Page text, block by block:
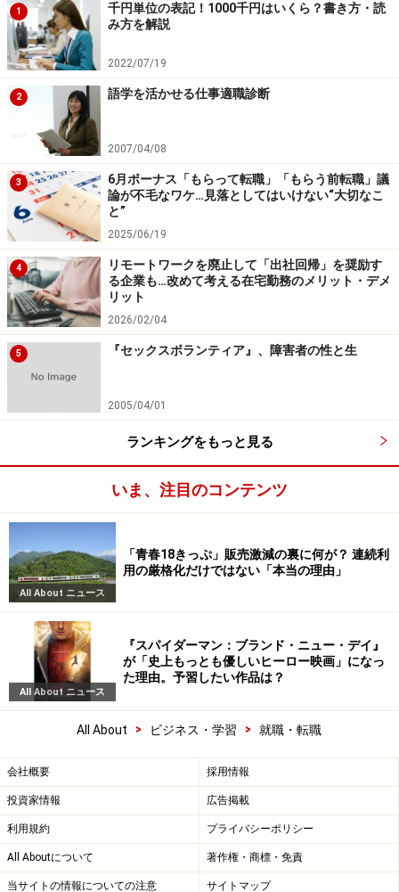
1
千円単位の表記！1000千円はいくら？書き方・読
み方を解説
2022/07/19
2 語学を活かせる仕事適職診断
2007/04/08
3
6月ボーナス「もらって転職」「もらう前転職」議
論が不毛なワケ…見落としてはいけない“大切なこ
と”
2025/06/19
4
リモートワークを廃止して「出社回帰」を奨励す
る企業も…改めて考える在宅勤務のメリット・デメ
リット
2026/02/04
5 『セックスボランティア』、障害者の性と生
2005/04/01
ランキングをもっと見る
いま、注目のコンテンツ
All About ニュース
「青春18きっぷ」販売激減の裏に何が？ 連続利
用の厳格化だけではない「本当の理由」
All About ニュース
『スパイダーマン：ブランド・ニュー・デイ』
が「史上もっとも優しいヒーロー映画」になっ
た理由。予習したい作品は？
All About > ビジネス・学習 > 就職・転職
会社概要 採用情報
投資家情報 広告掲載
利用規約 プライバシーポリシー
All Aboutについて 著作権・商標・免責
当サイトの情報についての注意 サイトマップ